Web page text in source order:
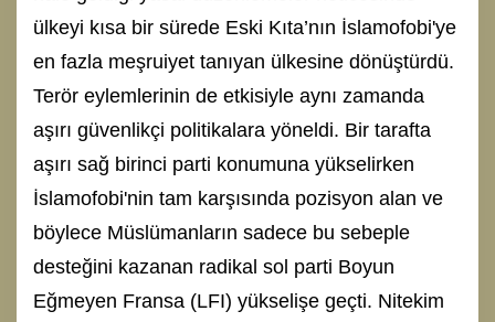
ülkeyi kısa bir sürede Eski Kıta’nın İslamofobi'ye
en fazla meşruiyet tanıyan ülkesine dönüştürdü.
Terör eylemlerinin de etkisiyle aynı zamanda
aşırı güvenlikçi politikalara yöneldi. Bir tarafta
aşırı sağ birinci parti konumuna yükselirken
İslamofobi'nin tam karşısında pozisyon alan ve
böylece Müslümanların sadece bu sebeple
desteğini kazanan radikal sol parti Boyun
Eğmeyen Fransa (LFI) yükselişe geçti. Nitekim